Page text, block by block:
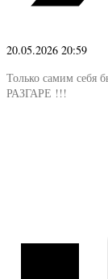
20.05.2026 20:59
Только самим
РАЗГАРЕ !!!